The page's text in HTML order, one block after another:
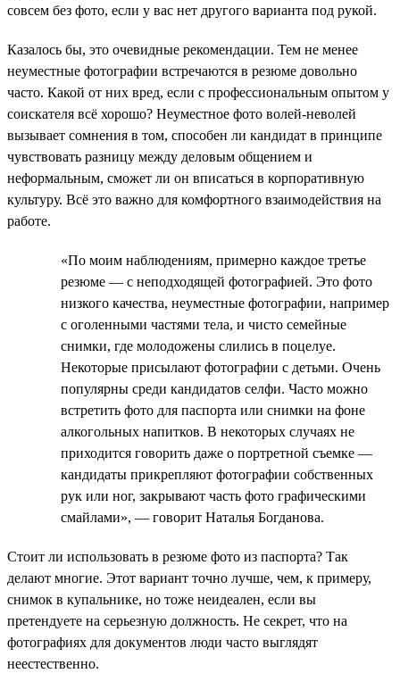
совсем без фото, если у вас нет другого варианта под рукой.
Казалось бы, это очевидные рекомендации. Тем не менее
неуместные фотографии встречаются в резюме довольно
часто. Какой от них вред, если с профессиональным опытом у
соискателя всё хорошо? Неуместное фото волей-неволей
вызывает сомнения в том, способен ли кандидат в принципе
чувствовать разницу между деловым общением и
неформальным, сможет ли он вписаться в корпоративную
культуру. Всё это важно для комфортного взаимодействия на
работе.
«По моим наблюдениям, примерно каждое третье
резюме — с неподходящей фотографией. Это фото
низкого качества, неуместные фотографии, например
с оголенными частями тела, и чисто семейные
снимки, где молодожены слились в поцелуе.
Некоторые присылают фотографии с детьми. Очень
популярны среди кандидатов селфи. Часто можно
встретить фото для паспорта или снимки на фоне
алкогольных напитков. В некоторых случаях не
приходится говорить даже о портретной съемке —
кандидаты прикрепляют фотографии собственных
рук или ног, закрывают часть фото графическими
смайлами», — говорит Наталья Богданова.
Стоит ли использовать в резюме фото из паспорта? Так
делают многие. Этот вариант точно лучше, чем, к примеру,
снимок в купальнике, но тоже неидеален, если вы
претендуете на серьезную должность. Не секрет, что на
фотографиях для документов люди часто выглядят
неестественно.